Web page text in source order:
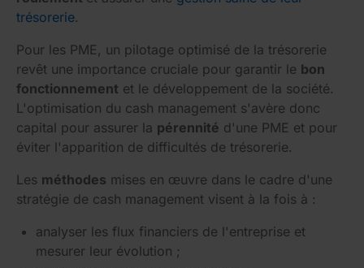
trésorerie.
Pour les PME, un pilotage optimisé de la trésorerie
revêt une importance cruciale pour garantir le bon
fonctionnement et le développement de la société.
L'optimisation du cash management s'avère donc
capital pour assurer la pérennité d'une PME et pour
éviter l'apparition de difficultés de trésorerie.
Les méthodes mises en œuvre dans le cadre d'une
stratégie de cash management visent à la fois à :
analyser les flux financiers de l'entreprise et
mesurer leur évolution ;